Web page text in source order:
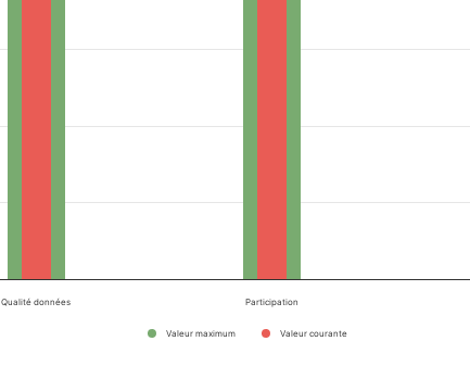
Valeur maximum Valeur courante
Qualité données Participation